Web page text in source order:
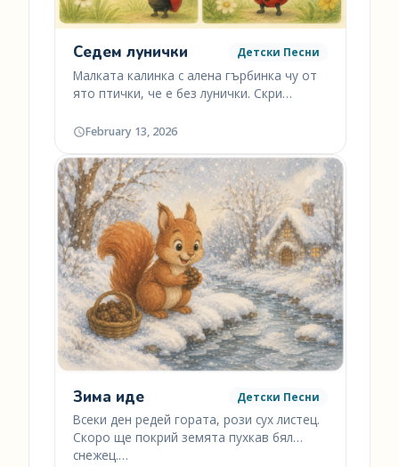
Седем лунички Детски Песни
Малката калинка с алена гърбинка чу от
ято птички, че е без лунички. Скри…
February 13, 2026
Зима иде Детски Песни
Всеки ден редей гората, рози сух листец.
Скоро ще покрий земята пухкав бял
снежец.…